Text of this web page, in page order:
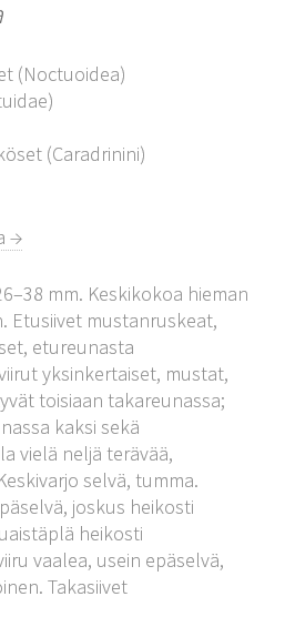
(Noctuoidea)
(Caradrinini)
→
mm. Keskikokoa hieman
Etusiivet mustanruskeat,
etureunasta
yksinkertaiset, mustat,
toisiaan takareunassa;
kaksi sekä
vielä neljä terävää,
selvä, tumma.
joskus heikosti
heikosti
vaalea, usein epäselvä,
Takasiivet